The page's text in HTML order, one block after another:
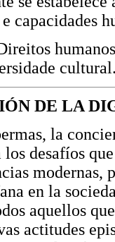
capacidades
DE LA
la
los desafíos
modernas,
en la
aquellos
actitudes